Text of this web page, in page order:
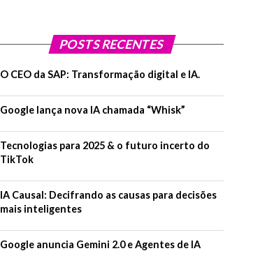
POSTS RECENTES
O CEO da SAP: Transformação digital e IA.
Google lança nova IA chamada “Whisk”
Tecnologias para 2025 & o futuro incerto do
TikTok
IA Causal: Decifrando as causas para decisões
mais inteligentes
Google anuncia Gemini 2.0 e Agentes de IA